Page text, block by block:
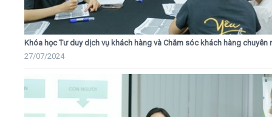
Khóa học Tư duy dịch vụ khách hàng và Chăm sóc khách hàng chuyên
27/07/2024